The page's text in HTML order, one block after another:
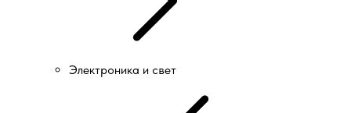
Электроника и свет